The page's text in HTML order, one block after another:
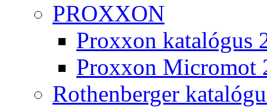
PROXXON
Proxxon katalógus
Proxxon Micromot
Rothenberger